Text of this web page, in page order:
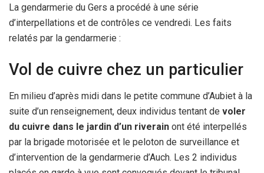
La gendarmerie du Gers a procédé à une série
d’interpellations et de contrôles ce vendredi. Les faits
relatés par la gendarmerie :
Vol de cuivre chez un particulier
En milieu d’après midi dans le petite commune d’Aubiet à la
suite d’un renseignement, deux individus tentant de voler
du cuivre dans le jardin d’un riverain ont été interpellés
par la brigade motorisée et le peloton de surveillance et
d’intervention de la gendarmerie d’Auch. Les 2 individus